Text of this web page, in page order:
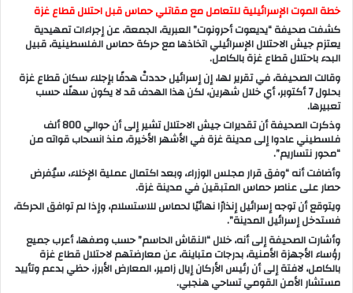
خطة الموت الإسرائيلية للتعامل مع مقاتلي حماس قبل احتلال قطاع غزة
كشفت صحيفة “يديعوت أحرونوت” العبرية، الجمعة، عن إجراءات تمهيدية
يعتزم جيش الاحتلال الإسرائيلي اتخاذها مع حركة حماس الفلسطينية، قبيل
البدء باحتلال قطاع غزة بالكامل.
وقالت الصحيفة، في تقرير لها، إن إسرائيل حددتْ هدفًا بإجلاء سكان قطاع غزة
بحلول 7 أكتوبر، أي خلال شهرين، لكن هذا الهدف قد لا يكون سهلًا، حسب
تعبيرها.
وذكرت الصحيفة أن تقديرات جيش الاحتلال تشير إلى أن حوالي 800 ألف
فلسطيني عادوا إلى مدينة غزة في الأشهر الأخيرة، منذ انسحاب قواته من
“محور نتساريم”.
وأضافت أنه “وفق قرار مجلس الوزراء، وبعد اكتمال عملية الإخلاء، سيُفرض
حصار على عناصر حماس المتبقين في مدينة غزة.
ويتوقع أن توجه إسرائيل إنذارًا نهائيًا لحماس للاستسلام، وإذا لم توافق الحركة،
فستدخل إسرائيل المدينة”.
وأشارت الصحيفة إلى أنه، خلال “النقاش الحاسم” حسب وصفها، أعرب جميع
رؤساء الأجهزة الأمنية، بدرجات متباينة، عن معارضتهم لاحتلال قطاع غزة
بالكامل، لافتة إلى أن رئيس الأركان إيال زامير، المعارض الأبرز، حظي بدعم وتأييد
مستشار الأمن القومي تساحي هنجبي.